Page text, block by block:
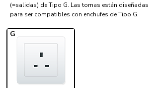
(=salidas) de Tipo G. Las tomas están diseñadas
para ser compatibles con enchufes de Tipo G.
G